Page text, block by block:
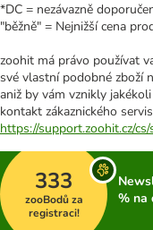
*DC = nezávazně
"běžně" = Nejnižší cena
zoohit má právo používat
své vlastní podobné zboží
aniž by vám vznikly
kontakt zákaznického
https://support.zoohit.cz/
333
zooBodů za
registraci!
% na